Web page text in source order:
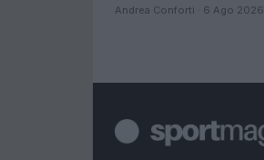
Andrea Conforti · 6 Ago 2026